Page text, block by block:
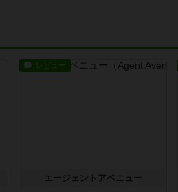
レビュー
エージェントアベニュー